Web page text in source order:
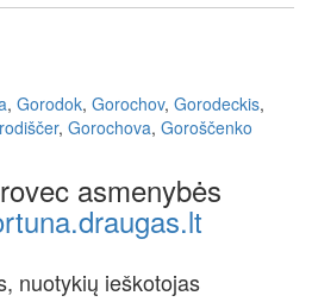
, Gorodok, Gorochov, Gorodeckis,
, Gorochova, Goroščenko
asmenybės
nuotykių ieškotojas